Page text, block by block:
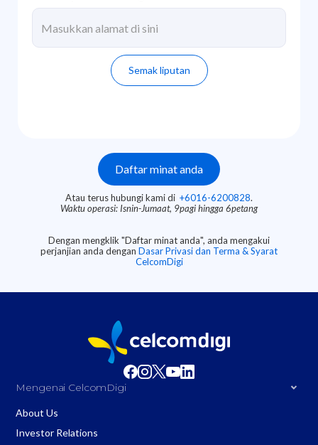
Semak liputan
Atau terus hubungi kami di +6016-6200828.
Waktu operasi: Isnin-Jumaat, 9pagi hingga 6petang
Dengan mengklik "Daftar minat anda", anda mengakui
perjanjian anda dengan Dasar Privasi dan Terma & Syarat
CelcomDigi
Mengenai CelcomDigi
About Us
Investor Relations